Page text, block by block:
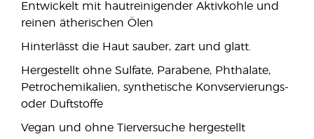
Entwickelt mit hautreinigender Aktivkohle und
reinen ätherischen Ölen
Hinterlässt die Haut sauber, zart und glatt.
Hergestellt ohne Sulfate, Parabene, Phthalate,
Petrochemikalien, synthetische Konvservierungs-
oder Duftstoffe
Vegan und ohne Tierversuche hergestellt